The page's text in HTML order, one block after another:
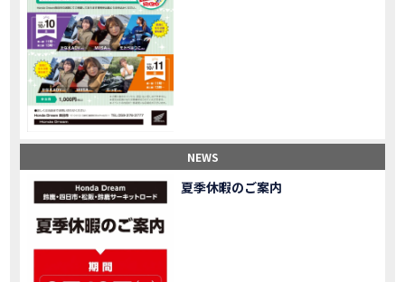
MOVIE 新型スーパーカブ110レビュー！C125 CT125で女子ツーリング 最高！Honda Super Cub(JA59)
MOVIE 【世界一の燃費Super cub】給油せずにどこまで行けるかやってみたら大変なことになりました
MOVIE 【バイク女子の挑戦】世界一の最強バイクでついにやります。
MOVIE 【バイク女子】この動画を見たらイライラするかもしれません。ごめんなさい。
MOVIE 【バイク用ドラレコ】センサーで感知！駐車場でバイクの周りを…
おめでたい人生初バイク納車！スタッフがまさかの対応…
【激カワ女子登場】バイク女子はツーリング中も〇〇が大好き♡
MOVIE 正統派NC750X！大型二輪教習から10年目の素直な感想|Honda NC750X DCT【バイク女子ツーリング】
MOVIE 女が乗るバイクじゃない？低身長女が検証します
MOVIE 【福井1泊ツーリング】バイク女子、仲悪いって本当？
MOVIE 大型ツアラー！Gold Wing Tour 50th ANNIVWRSARYは女性ライダーでもツーリングを楽しめるのか検証してみた｜Honda ゴールドウイング
MOVIE 【Monkey125】初めてモンキー！意外な◯◯へ行って来た【三重ホンダヒート】
NEWS
夏季休暇のご案内